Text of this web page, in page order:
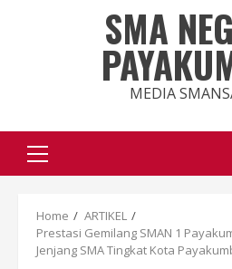
SMA
MEDIA
Primary
Menu
Home
ARTIKEL
Prestasi Gemilang SMAN 1
Jenjang SMA Tingkat Kota